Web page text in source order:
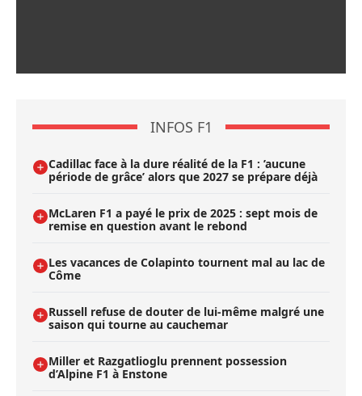
INFOS F1
Cadillac face à la dure réalité de la F1 : ’aucune
période de grâce’ alors que 2027 se prépare déjà
McLaren F1 a payé le prix de 2025 : sept mois de
remise en question avant le rebond
Les vacances de Colapinto tournent mal au lac de
Côme
Russell refuse de douter de lui-même malgré une
saison qui tourne au cauchemar
Miller et Razgatlioglu prennent possession
d’Alpine F1 à Enstone